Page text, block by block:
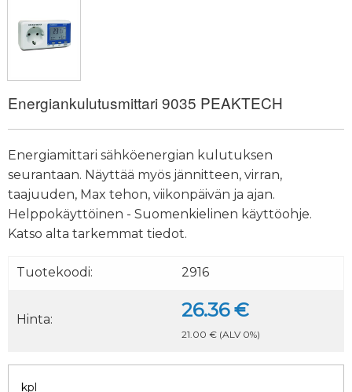
Energiankulutusmittari 9035 PEAKTECH
Energiamittari sähköenergian kulutuksen
seurantaan. Näyttää myös jännitteen, virran,
taajuuden, Max tehon, viikonpäivän ja ajan.
Helppokäyttöinen - Suomenkielinen käyttöohje.
Katso alta tarkemmat tiedot.
Tuotekoodi: 2916
Hinta: 26.36 €
21.00 € (ALV 0%)
kpl